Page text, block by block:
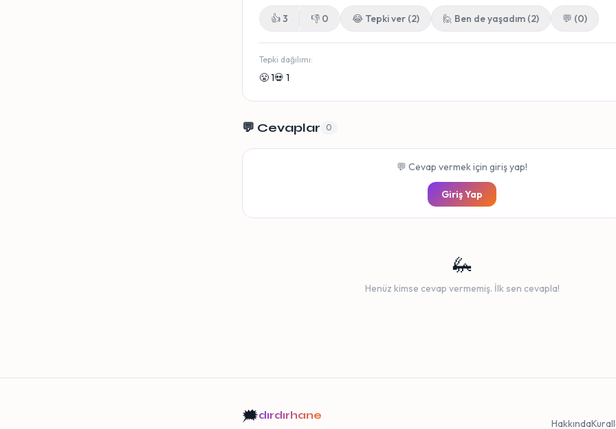
👍3 👎 0 😂 Tepki ver (2) 🙋 Ben de yaşadım (2) 💬 (0)
Tepki dağılımı:
😤 1💀 1
💬 Cevaplar 0
💬 Cevap vermek için giriş yap!
Giriş Yap
🦗
Henüz kimse cevap vermemiş. İlk sen cevapla!
🗯️dırdırhane
Hakkında